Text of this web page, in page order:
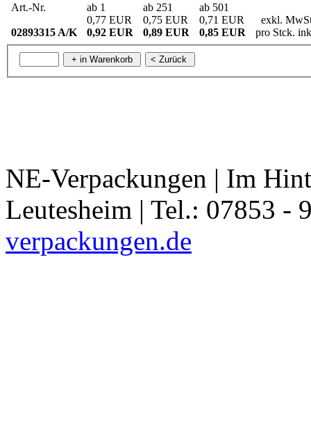
Art.-Nr.
02893315 A/K
ab 1
0,77 EUR
0,92 EUR
ab 251
0,75 EUR
0,89 EUR
ab 501
0,71 EUR
0,85 EUR
exkl.
pro Stck.
NE-Verpackungen | Im
Leutesheim | Tel.: 07853 -
verpackungen.de